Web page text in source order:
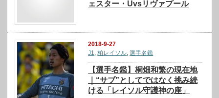
ェスター・Uvsリヴァプール
2018-9-27
J1,柏レイソル,選手名鑑
【選手名鑑】桐畑和繁の現在地
｜“サブ”としてではなく挑み続
ける「レイソル守護神の座」